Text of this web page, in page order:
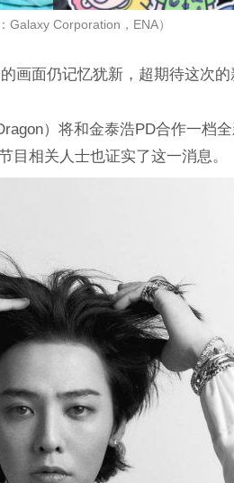
Galaxy Corporation，ENA）
画面仍记忆犹新，超期待这次的
）将和金泰浩PD合作一档全
目相关人士也证实了这一消息。